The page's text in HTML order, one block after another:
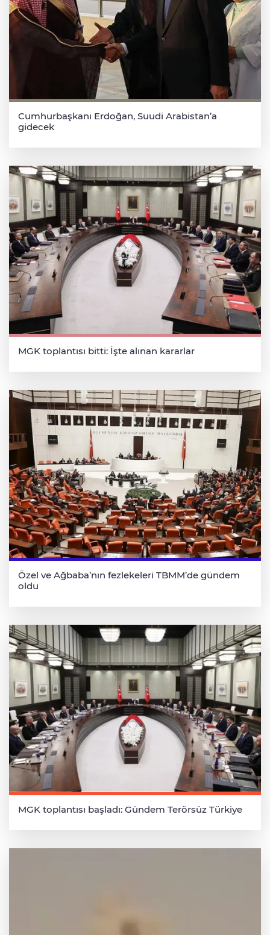
Cumhurbaşkanı Erdoğan, Suudi Arabistan’a
gidecek
MGK toplantısı bitti: İşte alınan kararlar
Özel ve Ağbaba’nın fezlekeleri TBMM’de gündem
oldu
MGK toplantısı başladı: Gündem Terörsüz Türkiye